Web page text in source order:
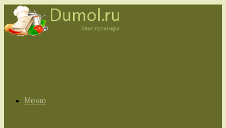
Меню